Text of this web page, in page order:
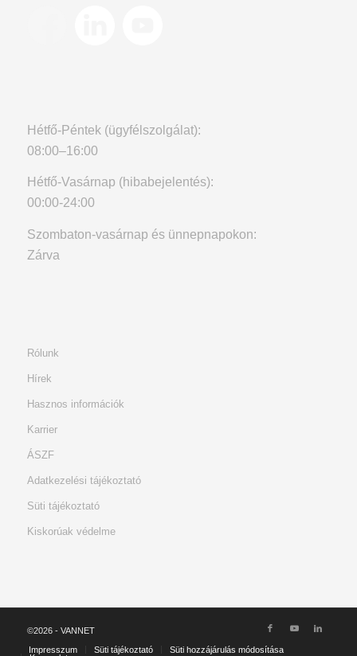
Hétfő-Péntek (ügyfélszolgálat):
08:00–16:00
Hétfő-Vasárnap (hibabejelentés):
00:00-24:00
Szombaton-vasárnap és ünnepnapokon:
Zárva
Rólunk
Hírek
Hasznos információk
Karrier
ÁSZF
Adatkezelési tájékoztató
Süti tájékoztató
Kiskorúak védelme
©2026 - VANNET
Impresszum
Süti tájékoztató
Süti hozzájárulás módosítása